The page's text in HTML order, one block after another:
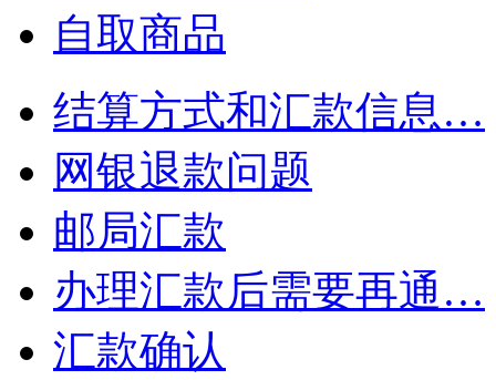
自取商品
结算方式和汇款信息…
网银退款问题
邮局汇款
办理汇款后需要再通…
汇款确认